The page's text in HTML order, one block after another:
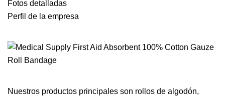
Fotos detalladas
Perfil de la empresa
Nuestros productos principales son rollos de algodón,